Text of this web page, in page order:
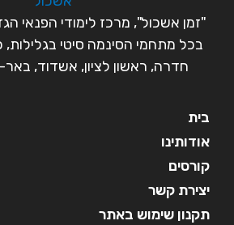
"זמן אשכול", מרכז לימודי הפנאי
בכל מתחמי הסינמה סיטי
חדרה, ראשון לציון, אשדוד,
בית
אודותינו
קורסים
יצירת קשר
תקנון שימוש באתר